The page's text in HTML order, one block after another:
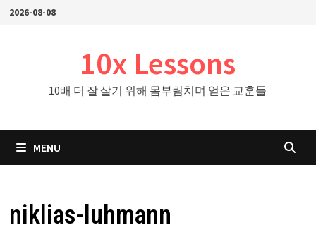
Skip2026-08-08
10x Lessons
10배 더 잘 살기 위해 몸부림치며 얻은 교훈들
MENU
niklias-luhmann